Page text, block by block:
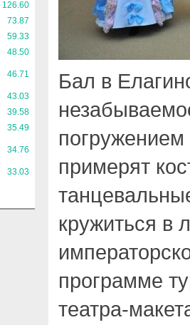
126.60
73.87
59.33
48.50
46.71
43.03
39.58
35.49
34.76
33.03
Бал в
примерят
кружиться в
программе
театра-